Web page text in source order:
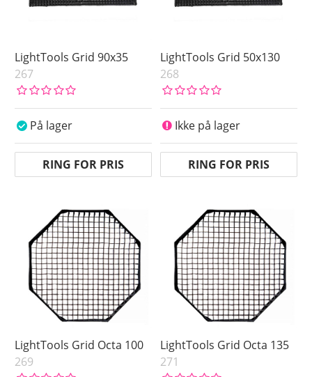
LightTools Grid 90x35
267
På lager
RING FOR PRIS
LightTools Grid 50x130
268
Ikke på lager
RING FOR PRIS
LightTools Grid Octa 100
269
LightTools Grid Octa 135
271